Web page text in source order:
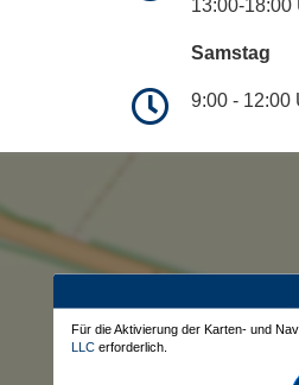
13:00-18:00
Samstag
9:00 - 12:00
Für die Aktivierung der Karten- und
LLC erforderlich.